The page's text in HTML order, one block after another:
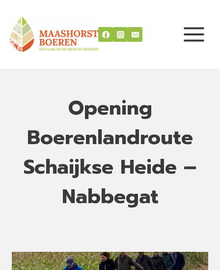
inhoud
Opening
Boerenlandroute
Schaijkse Heide –
Nabbegat